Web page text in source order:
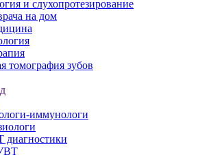
и слухопротезирование
на дом
томография зубов
иммунологи
диагностики